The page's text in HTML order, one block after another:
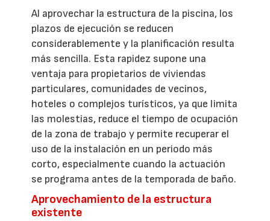
Al aprovechar la estructura de la piscina, los
plazos de ejecución se reducen
considerablemente y la planificación resulta
más sencilla. Esta rapidez supone una
ventaja para propietarios de viviendas
particulares, comunidades de vecinos,
hoteles o complejos turísticos, ya que limita
las molestias, reduce el tiempo de ocupación
de la zona de trabajo y permite recuperar el
uso de la instalación en un periodo más
corto, especialmente cuando la actuación
se programa antes de la temporada de baño.
Aprovechamiento de la estructura
existente